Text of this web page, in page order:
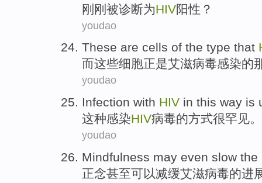
刚刚被诊断为HIV阳性？
youdao
These are cells of the type that
而这些细胞正是艾滋病毒感染的
youdao
Infection with HIV in this way is
这种感染HIV病毒的方式很罕见。
youdao
Mindfulness may even slow the
正念甚至可以减缓艾滋病毒的进